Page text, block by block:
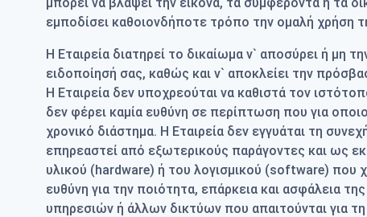
εμποδίσει καθοιονδήποτε τρόπο την ομαλή χρήση
Η Εταιρεία διατηρεί το δικαίωμα ν` αποσύρει ή μη
ειδοποίησή σας, καθώς και ν` αποκλείει την
Η Εταιρεία δεν υποχρεούται να καθιστά τον
δεν φέρει καμία ευθύνη σε περίπτωση που για
χρονικό διάστημα. Η Εταιρεία δεν εγγυάται τη
επηρεαστεί από εξωτερικούς παράγοντες και ως
υλικού (hardware) ή του λογισμικού (software) που
ευθύνη για την ποιότητα, επάρκεια και ασφάλεια
υπηρεσιών ή άλλων δικτύων που απαιτούνται για